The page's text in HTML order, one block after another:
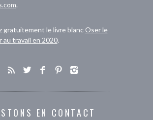
.
gratuitement le livre blanc Oser le
au travail en 2020.
EN CONTACT